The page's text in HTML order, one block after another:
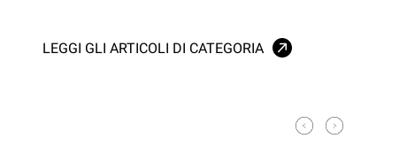
LEGGI GLI ARTICOLI DI CATEGORIA